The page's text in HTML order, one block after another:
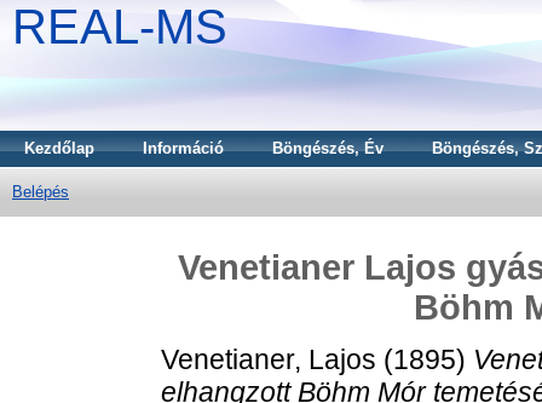
REAL-MS
Kezdőlap Információ Böngészés, Év Böngészés,
Belépés
Venetianer Lajos
Böhm
Venetianer, Lajos (1895)
elhangzott Böhm Mór